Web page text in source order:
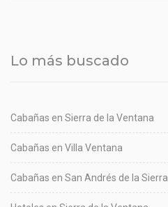
Lo más buscado
Cabañas en Sierra de la Ventana
Cabañas en Villa Ventana
Cabañas en San Andrés de la Sierra